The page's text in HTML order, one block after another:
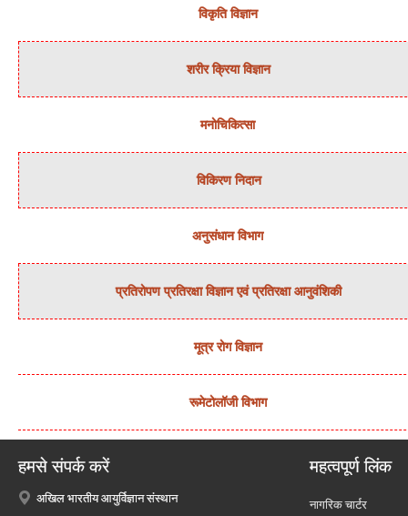
विकृति विज्ञान
शरीर क्रिया विज्ञान
मनोचिकित्‍सा
विकिरण निदान
अनुसंधान विभाग
प्रतिरोपण प्रतिरक्षा विज्ञान एवं प्रतिरक्षा आनुवंशिकी
मूत्र रोग विज्ञान
रूमेटोलॉजी विभाग
हमसे संपर्क करें
अखिल भारतीय आयुर्विज्ञान संस्थान
महत्वपूर्ण लिंक
नागरिक चार्टर